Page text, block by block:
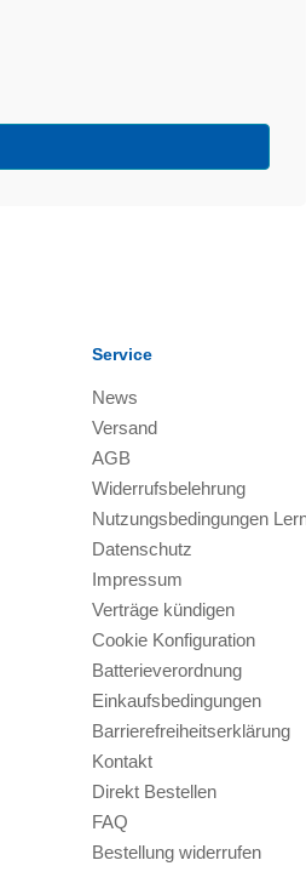
Service
News
Versand
AGB
Widerrufsbelehrung
Nutzungsbedingungen
Datenschutz
Impressum
Verträge kündigen
Cookie Konfiguration
Batterieverordnung
Einkaufsbedingungen
Barrierefreiheitserklärung
Kontakt
Direkt Bestellen
FAQ
Bestellung widerrufen